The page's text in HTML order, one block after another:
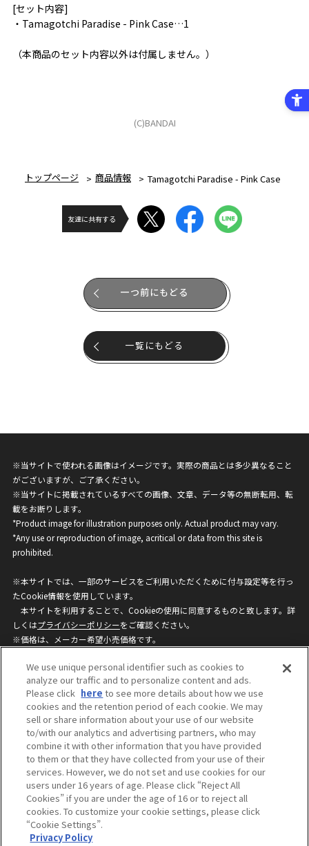
[セット内容]
・Tamagotchi Paradise - Pink Case…1
（本商品のセット内容以外は付属しません。）
(C)BANDAI
トップページ 商品情報 Tamagotchi Paradise - Pink Case
友達に共有する
一つ前にもどる
一覧にもどる
※当サイトで使われる画像はイメージです。実際の商品とは多少異なること
がございますが、ご了承ください。
※当サイトに掲載されているすべての画像、文章、データ等の無断転用、転
載をお断りします。
*Product image for illustration purposes only. Actual product may vary.
*Any use or reproduction of image, acritical or data from this site is
prohibited.
※本サイトでは、一部のサービスをご利用いただくために付与設定等を行っ
たCookie情報を使用しています。
本サイトを利用することで、Cookieの使用に同意するものと致します。詳
しくはプライバシーポリシーをご確認ください。
※価格は、メーカー希望小売価格です。
ざいますのでご了承ください。
privacypolicy
Do Not Sell or Share My
Personal Information
ウェブサイトご利用条件
ソーシャルメディアポリシー
個人情報保護方針
お問い合わせ
©BANDAI
We use unique personal identifier such as cookies to
analyze our traffic and to personalize content and ads.
Please click here to see more details about how we use
cookies and the retention period of each cookie. We may
sell or share information about your use of our website
to/with our analytics and advertising partners, who may
combine it with other information that you have provided
to them or that they have collected from your use of their
services. However, we do not set and use cookies for our
users under 16 years of age. Please click “Reject All
Cookies” if you are under the age of 16 or to reject all
cookies. To customize your cookie settings, please click
“Cookie Settings”.
Privacy Policy